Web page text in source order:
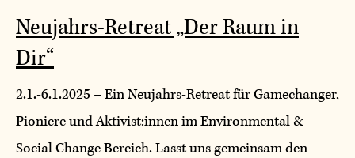
Neujahrs-Retreat „Der Raum in
Dir“
2.1.-6.1.2025 – Ein Neujahrs-Retreat für Gamechanger,
Pioniere und Aktivist:innen im Environmental &
Social Change Bereich. Lasst uns gemeinsam den